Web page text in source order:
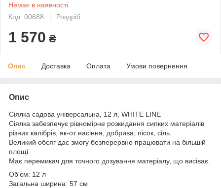
Немає в наявності
Код: 00688
Роздріб
1 570 ₴
Опис Доставка Оплата Умови повернення
Опис
Сіялка садова універсальна, 12 л, WHITE LINE
Сіялка забезпечує рівномірне розкидання сипких матеріалів
різних калібрів, як-от насіння, добрива, пісок, сіль.
Великий обсяг дає змогу безперервно працювати на більшій
площі.
Має перемикач для точного дозування матеріалу, що висіває.
Об'єм: 12 л
Загальна ширина: 57 см